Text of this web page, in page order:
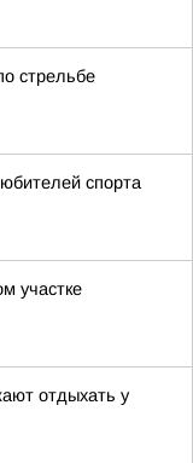
стрельбе
спорта
участке
отдыхать у